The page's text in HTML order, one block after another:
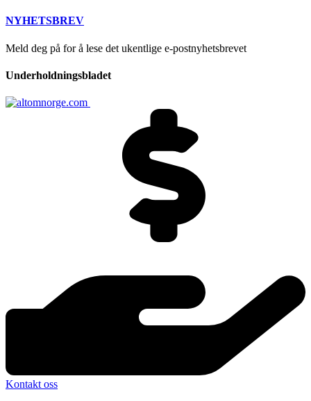
NYHETSBREV
Meld deg på for å lese det ukentlige e-postnyhetsbrevet
Underholdningsbladet
Kontakt oss